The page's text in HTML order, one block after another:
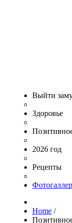
Выйти
Здоровье
2026 год
Рецепты
Home /